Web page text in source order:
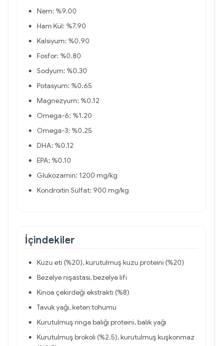
Nem: %9.00
Ham Kül: %7.90
Kalsiyum: %0.90
Fosfor: %0.80
Sodyum: %0.30
Potasyum: %0.65
Magnezyum: %0.12
Omega-6: %1.20
Omega-3: %0.25
DHA: %0.12
EPA: %0.10
Glukozamin: 1200 mg/kg
Kondroitin Sülfat: 900 mg/kg
İçindekiler
Kuzu eti (%20), kurutulmuş kuzu proteini (%20)
Bezelye nişastası, bezelye lifi
Kinoa çekirdeği ekstraktı (%8)
Tavuk yağı, keten tohumu
Kurutulmuş ringa balığı proteini, balık yağı
Kurutulmuş brokoli (%2.5), kurutulmuş kuşkonmaz